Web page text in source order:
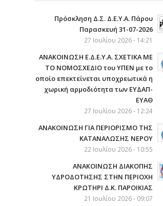
Πρόσκληση Δ.Σ. Δ.Ε.Υ.Α. Πάρου
Παρασκευή 31-07-2026
27 Ιουλίου 2026 - 14:21
ΑΝΑΚΟΙΝΩΣΗ Ε.Δ.Ε.Υ.Α. ΣΧΕΤΙΚΑ ΜΕ
ΤΟ ΝΟΜΟΣΧΕΔΙΟ του ΥΠΕΝ με το
οποίο επεκτείνεται υποχρεωτικά η
χωρική αρμοδιότητα των ΕΥΔΑΠ-
ΕΥΑΘ
27 Ιουλίου 2026 - 12:24
ΑΝΑΚΟΙΝΩΣΗ ΓΙΑ ΠΕΡΙΟΡΙΣΜΟ ΤΗΣ
ΚΑΤΑΝΑΛΩΣΗΣ ΝΕΡΟΥ
22 Ιουλίου 2026 - 10:55
AΝΑΚΟΙΝΩΣΗ ΔΙΑΚΟΠΗΣ
ΥΔΡΟΔΟΤΗΣΗΣ ΣΤΗΝ ΠΕΡΙΟΧΗ
ΚΡΩΤΗΡΙ Δ.Κ. ΠΑΡΟΙΚΙΑΣ
21 Ιουλίου 2026 - 09:07